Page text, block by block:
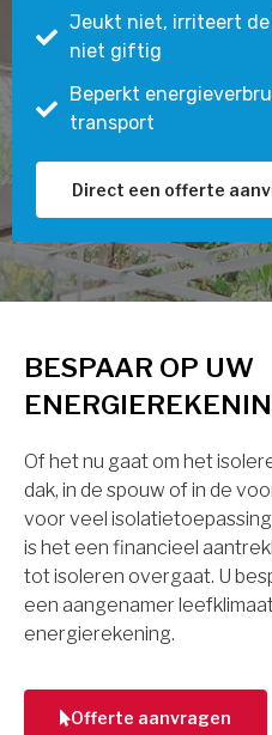
Jeukt niet, irriteert
niet giftig
Beperkt
transport
Direct een offerte
BESPAAR OP UW
Of het nu gaat om het
dak, in de spouw of in de
voor veel
is het een financieel
tot isoleren overgaat. U
een aangenamer
energierekening.
Offerte aanvragen